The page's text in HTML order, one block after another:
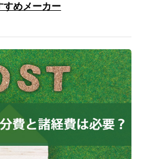
すめメーカー